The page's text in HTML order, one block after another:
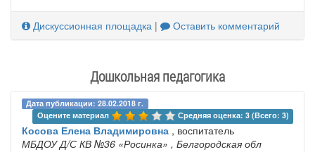
Дискуссионная площадка | Оставить комментарий
Дошкольная педагогика
Дата публикации: 28.02.2018 г.
Оцените материал
Средняя оценка: 3 (Всего: 3)
Косова Елена Владимировна , воспитатель
МБДОУ Д/С КВ №36 «Росинка» , Белгородская обл